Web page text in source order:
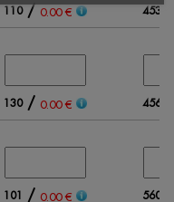
110/0.00 € 453
130/ 0.00 € 456
101 / 0.00 € 560